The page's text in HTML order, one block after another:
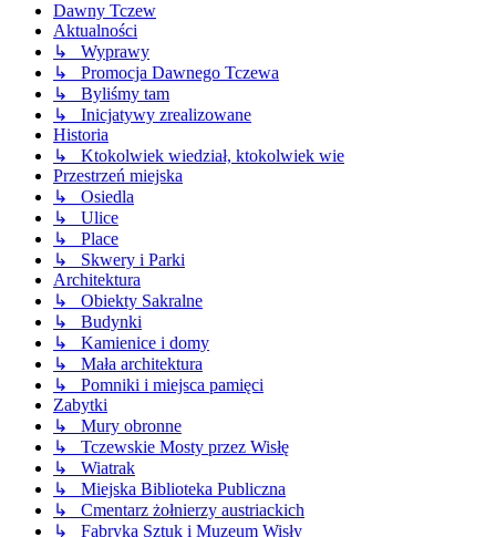
Dawny Tczew
Aktualności
↳ Wyprawy
↳ Promocja Dawnego Tczewa
↳ Byliśmy tam
↳ Inicjatywy zrealizowane
Historia
↳ Ktokolwiek wiedział, ktokolwiek wie
Przestrzeń miejska
↳ Osiedla
↳ Ulice
↳ Place
↳ Skwery i Parki
Architektura
↳ Obiekty Sakralne
↳ Budynki
↳ Kamienice i domy
↳ Mała architektura
↳ Pomniki i miejsca pamięci
Zabytki
↳ Mury obronne
↳ Tczewskie Mosty przez Wisłę
↳ Wiatrak
↳ Miejska Biblioteka Publiczna
↳ Cmentarz żołnierzy austriackich
↳ Fabryka Sztuk i Muzeum Wisły